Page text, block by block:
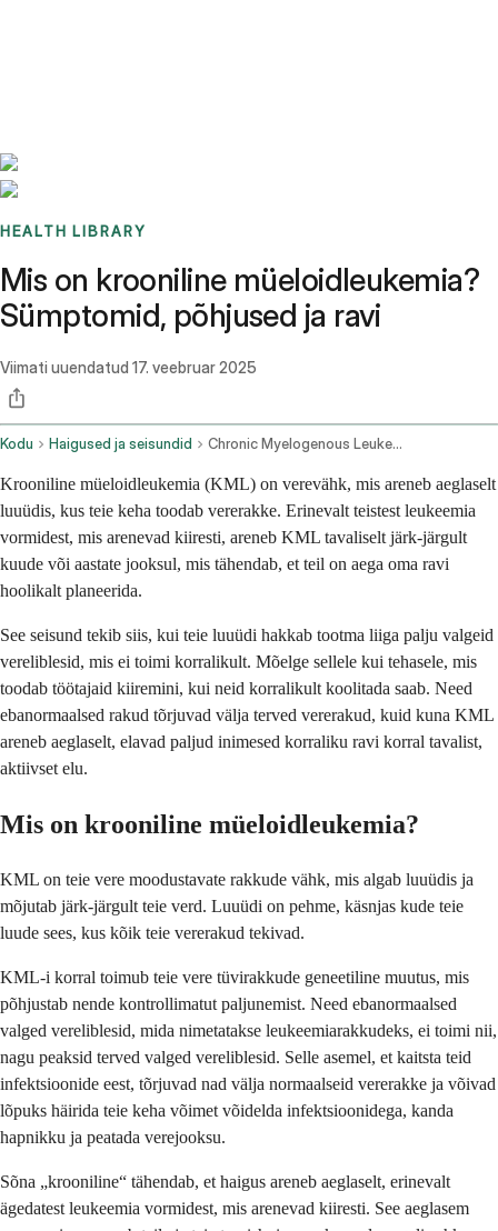
HEALTH LIBRARY
Mis on krooniline müeloidleukemia?
Sümptomid, põhjused ja ravi
Viimati uuendatud 17. veebruar 2025
Kodu Haigused ja seisundid Chronic Myelogenous Leukemia
Krooniline müeloidleukemia (KML) on verevähk, mis areneb aeglaselt
luuüdis, kus teie keha toodab vererakke. Erinevalt teistest leukeemia
vormidest, mis arenevad kiiresti, areneb KML tavaliselt järk-järgult
kuude või aastate jooksul, mis tähendab, et teil on aega oma ravi
hoolikalt planeerida.
See seisund tekib siis, kui teie luuüdi hakkab tootma liiga palju valgeid
vereliblesid, mis ei toimi korralikult. Mõelge sellele kui tehasele, mis
toodab töötajaid kiiremini, kui neid korralikult koolitada saab. Need
ebanormaalsed rakud tõrjuvad välja terved vererakud, kuid kuna KML
areneb aeglaselt, elavad paljud inimesed korraliku ravi korral tavalist,
aktiivset elu.
Mis on krooniline müeloidleukemia?
KML on teie vere moodustavate rakkude vähk, mis algab luuüdis ja
mõjutab järk-järgult teie verd. Luuüdi on pehme, käsnjas kude teie
luude sees, kus kõik teie vererakud tekivad.
KML-i korral toimub teie vere tüvirakkude geneetiline muutus, mis
põhjustab nende kontrollimatut paljunemist. Need ebanormaalsed
valged vereliblesid, mida nimetatakse leukeemiarakkudeks, ei toimi nii,
nagu peaksid terved valged vereliblesid. Selle asemel, et kaitsta teid
infektsioonide eest, tõrjuvad nad välja normaalseid vererakke ja võivad
lõpuks häirida teie keha võimet võidelda infektsioonidega, kanda
hapnikku ja peatada verejooksu.
Sõna „krooniline“ tähendab, et haigus areneb aeglaselt, erinevalt
ägedatest leukeemia vormidest, mis arenevad kiiresti. See aeglasem